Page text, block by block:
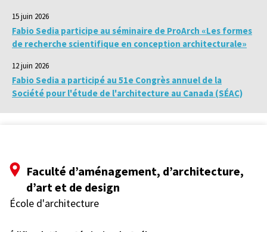
15 juin 2026
Fabio Sedia participe au séminaire de ProArch «Les formes
de recherche scientifique en conception architecturale»
12 juin 2026
Fabio Sedia a participé au 51e Congrès annuel de la
Société pour l'étude de l'architecture au Canada (SÉAC)
Faculté d’aménagement, d’architecture,
d’art et de design
École d'architecture